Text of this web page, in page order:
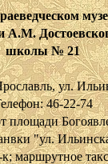
А.М.
школы № 21
ул.
46-22-74
площади
"ул.
к; маршрутное